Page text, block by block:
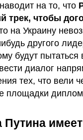
на то, что
трек, чтобы
на Украину
другого
будут
диалог
тех, что вели
площадки
Путина